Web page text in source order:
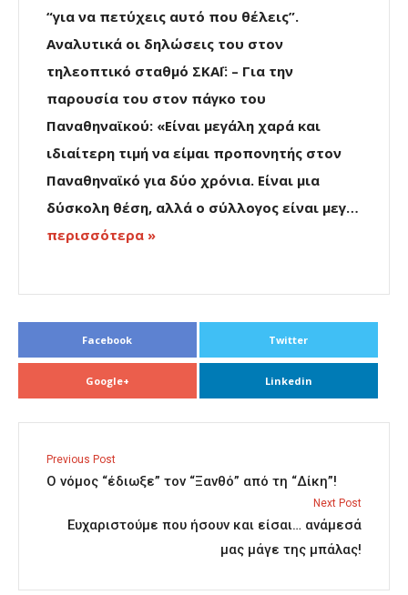
“για να πετύχεις αυτό που θέλεις”.
Αναλυτικά οι δηλώσεις του στον
τηλεοπτικό σταθμό ΣΚΑΪ: – Για την
παρουσία του στον πάγκο του
Παναθηναϊκού: «Είναι μεγάλη χαρά και
ιδιαίτερη τιμή να είμαι προπονητής στον
Παναθηναϊκό για δύο χρόνια. Είναι μια
δύσκολη θέση, αλλά ο σύλλογος είναι μεγ…
περισσότερα »
Facebook Twitter
Google+ Linkedin
Previous Post
Ο νόμος “έδιωξε” τον “Ξανθό” από τη “Δίκη”!
Next Post
Ευχαριστούμε που ήσουν και είσαι… ανάμεσά
μας μάγε της μπάλας!